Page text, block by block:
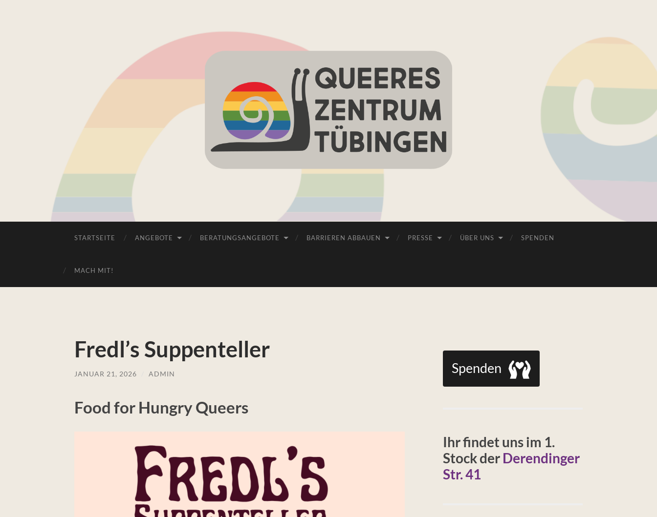
Queeres
STARTSEITE ANGEBOTE BERATUNGSANGEBOTE BARRIEREN ABBAUEN PRESSE ÜBER UNS SPENDEN
MACH MIT!
Fredl’s Suppenteller
JANUAR 21, 2026 ADMIN
Food for Hungry Queers
Spenden
Ihr findet uns im 1.
Stock der Derendinger
Str. 41